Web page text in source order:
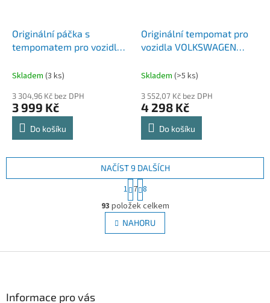
Originální páčka s
tempomatem pro vozidla
(03-09)
Skladem (3 ks)
3 304,96 Kč bez DPH
3 999 Kč
Do košíku
Originální tempomat pro
vozidla VOLKSWAGEN
Sada
Skladem (>5 ks)
3 552,07 Kč bez DPH
4 298 Kč
Do košíku
O
v
l
á
NAČÍST 9 DALŠÍCH
S
t
r
á
n
k
v
1 7 8
93 položek celkem
NAHORU
Informace pro vás